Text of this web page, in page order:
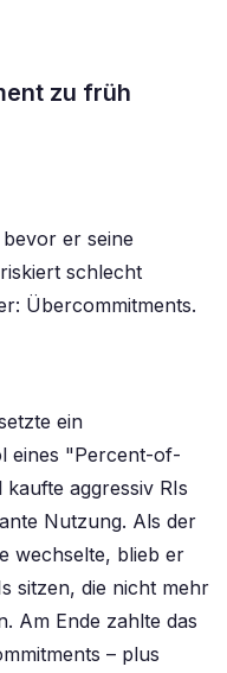
zu früh
er seine
schlecht
Übercommitments.
ein
eines "Percent-of-
aggressiv RIs
Nutzung. Als der
wechselte, blieb er
sitzen, die nicht mehr
Am Ende zahlte das
– plus